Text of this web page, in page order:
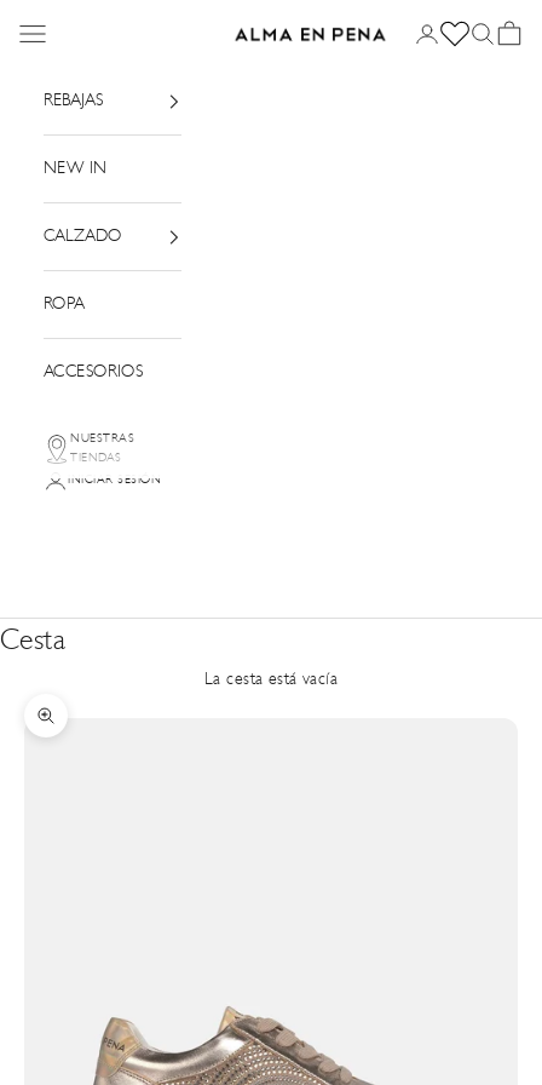
Alma en Pena
Menú Iniciar sesión
Buscar
Cesta
REBAJAS
NEW IN
CALZADO
ROPA
ACCESORIOS
NUESTRAS
TIENDAS
INICIAR SESIÓN
Cesta
La cesta está vacía
Zoom